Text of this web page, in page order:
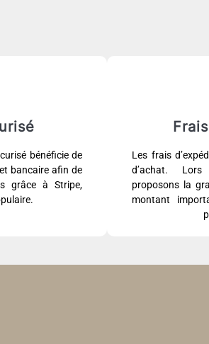
bénéficie de
bancaire afin de
grâce à Stripe,
Les frais
d’achat. Lors
proposons la
montant